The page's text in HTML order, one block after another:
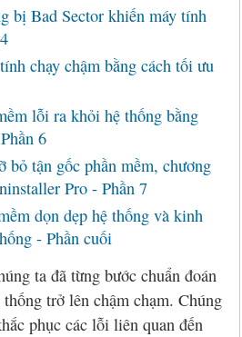
bị Bad Sector khiến máy tính
chạy chậm bằng cách tối ưu
lỗi ra khỏi hệ thống bằng
6
bỏ tận gốc phần mềm, chương
Pro - Phần 7
dọn dẹp hệ thống và kinh
- Phần cuối
ta đã từng bước chuẩn đoán
trở lên chậm chạm. Chúng
phục các lỗi liên quan đến